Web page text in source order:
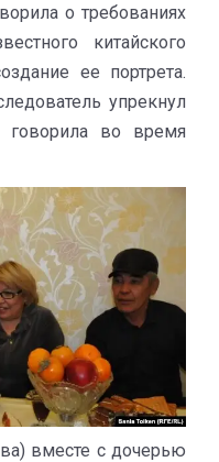
о требованиях
китайского
ее портрета.
упрекнул
во время
вместе с дочерью